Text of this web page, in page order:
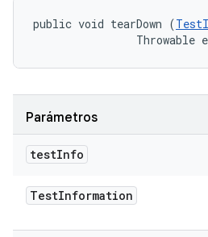
public void tearDown (
Throwable
Parámetros
testInfo
TestInformation